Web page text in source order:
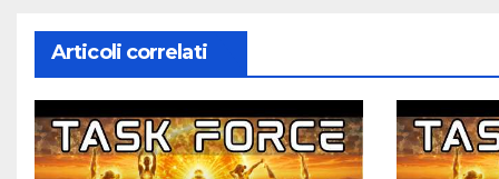
Articoli correlati